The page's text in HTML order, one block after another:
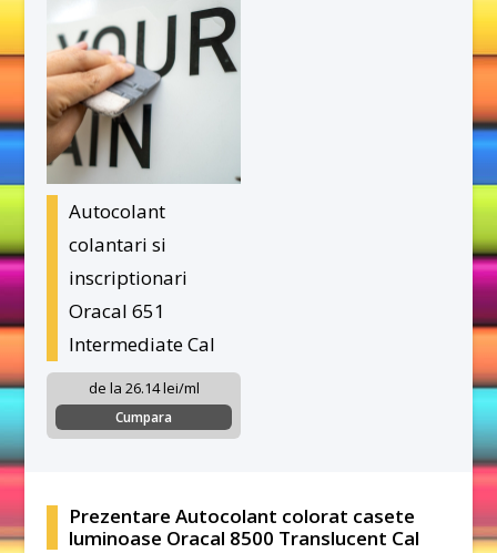
Autocolant
colantari si
inscriptionari
Oracal 651
Intermediate Cal
de la 26.14 lei/ml
Cumpara
Prezentare Autocolant colorat casete
luminoase Oracal 8500 Translucent Cal